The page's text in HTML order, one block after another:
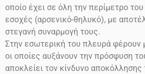
οποίο έχει σε όλη την περίμετρο
εσοχές (αρσενικό-θηλυκό), με
στεγανή συναρμογή τους.
Στην εσωτερική του πλευρά φέρουν
οι οποίες αυξάνουν την πρόσφυση
αποκλείει τον κίνδυνο